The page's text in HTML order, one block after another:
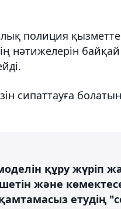
полиция
нәтижелерін
сипаттауға
құру жүріп
және
етудің